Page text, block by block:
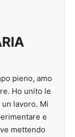
pieno, amo
Ho unito le
lavoro. Mi
e
mettendo